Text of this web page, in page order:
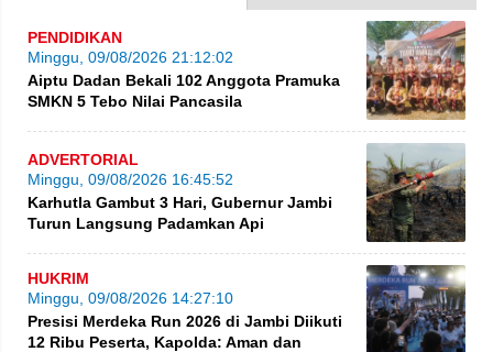
PENDIDIKAN
Minggu, 09/08/2026 21:12:02
Aiptu Dadan Bekali 102 Anggota Pramuka
SMKN 5 Tebo Nilai Pancasila
ADVERTORIAL
Minggu, 09/08/2026 16:45:52
Karhutla Gambut 3 Hari, Gubernur Jambi
Turun Langsung Padamkan Api
HUKRIM
Minggu, 09/08/2026 14:27:10
Presisi Merdeka Run 2026 di Jambi Diikuti
12 Ribu Peserta, Kapolda: Aman dan